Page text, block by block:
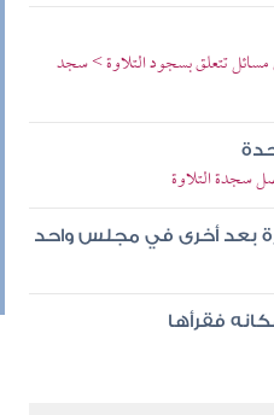
تتعلق بسجود التلاوة > سجد
سجدة التلاوة
بعد أخرى في مجلس واحد
فقرأها